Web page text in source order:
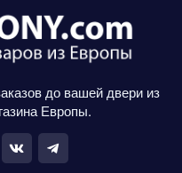
до вашей двери из
Европы.